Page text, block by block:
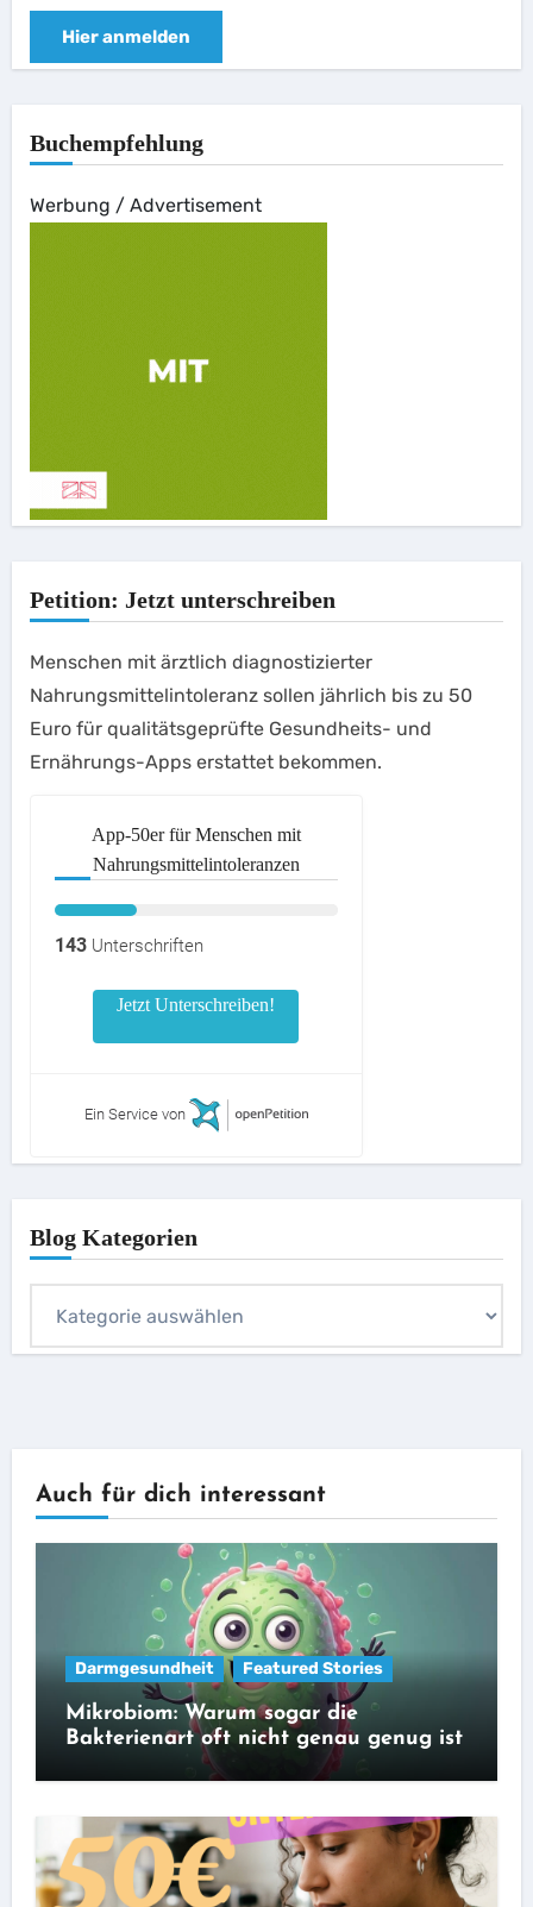
Hier anmelden
Buchempfehlung
Werbung / Advertisement
Petition: Jetzt unterschreiben
Menschen mit ärztlich diagnostizierter
Nahrungsmittelintoleranz sollen jährlich bis zu 50
Euro für qualitätsgeprüfte Gesundheits- und
Ernährungs-Apps erstattet bekommen.
App-50er für Menschen mit
Nahrungsmittelintoleranzen
143Unterschriften
Jetzt Unterschreiben!
Ein Service von
Blog Kategorien
Kategorien
Auch für dich interessant
Darmgesundheit Featured Stories
Mikrobiom: Warum sogar die
Bakterienart oft nicht genau genug ist